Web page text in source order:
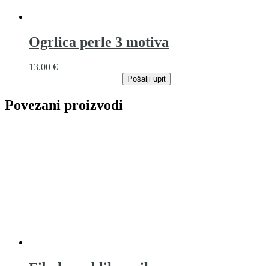
Ogrlica perle 3 motiva
13.00 €
Pošalji upit
Povezani proizvodi